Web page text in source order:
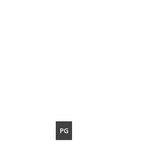
PG